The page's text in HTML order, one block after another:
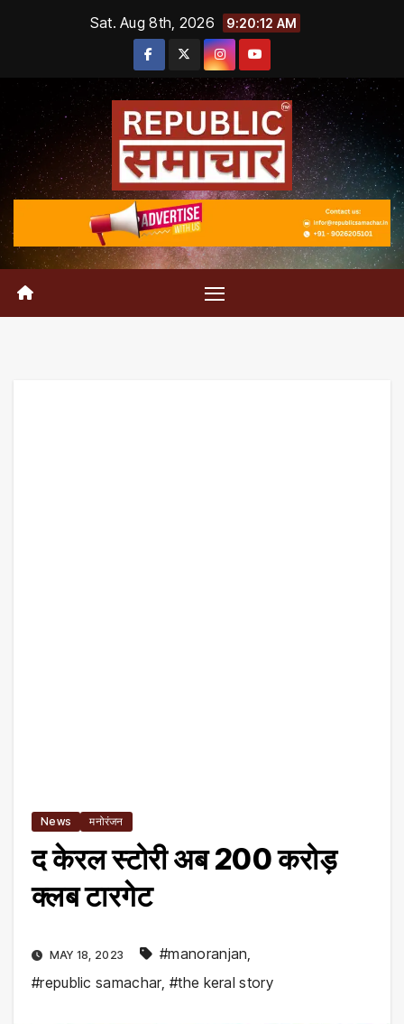
Sat. Aug 8th, 2026 9:20:13 AM
News मनोरंजन
द केरल स्टोरी अब 200 करोड़
क्लब टारगेट
MAY 18, 2023 #manoranjan
#republic samachar,#the keral story